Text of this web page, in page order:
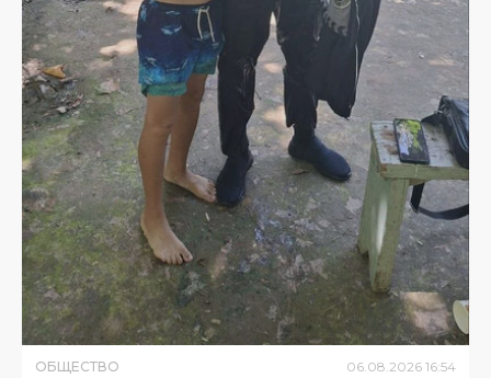
ОБЩЕСТВО 06.08.2026 16:54